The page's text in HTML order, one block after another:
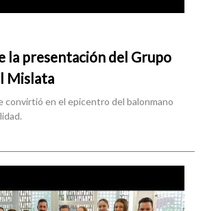
la presentación del Grupo
Mislata
convirtió en el epicentro del balonmano